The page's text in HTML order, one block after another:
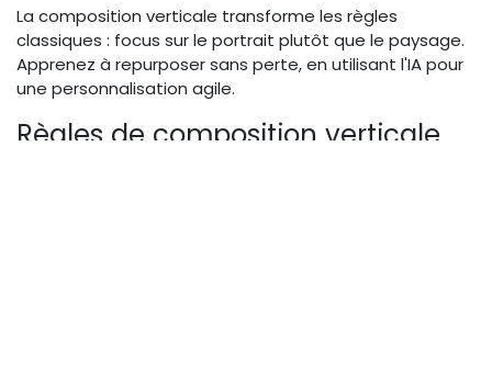
La composition verticale transforme les règles
classiques : focus sur le portrait plutôt que le paysage.
Apprenez à repurposer sans perte, en utilisant l'IA pour
une personnalisation agile.
Règles de composition verticale